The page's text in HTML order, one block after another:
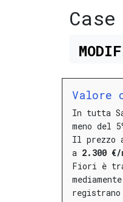
Valore
In tutta
meno del
Il prezzo
a 2.300 €/
Fiori è